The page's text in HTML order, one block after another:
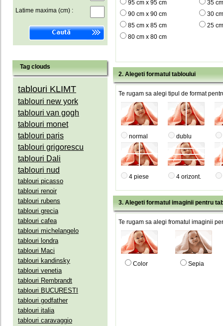
Latime maxima (cm) :
Tag clouds
tablouri KLIMT
tablouri new york
tablouri van gogh
tablouri monet
tablouri paris
tablouri grigorescu
tablouri Dali
tablouri nud
tablouri picasso
tablouri renoir
tablouri rubens
tablouri grecia
tablouri cafea
tablouri michelangelo
tablouri londra
tablouri Maci
tablouri kandinsky
tablouri venetia
tablouri Rembrandt
tablouri BUCURESTI
tablouri godfather
tablouri italia
tablouri caravaggio
95 cm x 95 cm
35
90 cm x 90 cm
30
85 cm x 85 cm
25
80 cm x 80 cm
2. Alegeti formatul tabloului
Te rugam sa alegi tipul de format
normal dublu
4 piese 4 orizont.
3. Alegeti formatul imaginii pentru
Te rugam sa alegi fromatul imaginii
Color Sepia